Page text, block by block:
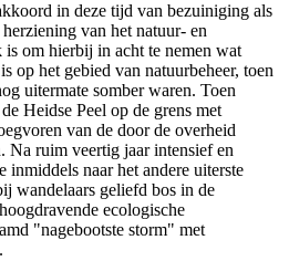
in deze tijd van bezuiniging als
van het natuur- en
om hierbij in acht te nemen wat
op het gebied van natuurbeheer, toen
uitermate somber waren. Toen
Heidse Peel op de grens met
van de door de overheid
Na ruim veertig jaar intensief en
inmiddels naar het andere uiterste
wandelaars geliefd bos in de
ecologische
"nagebootste storm" met